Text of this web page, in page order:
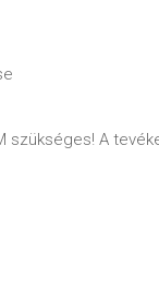
szükséges! A